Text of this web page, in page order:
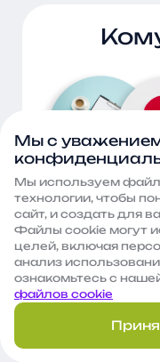
E-commerce
Финансы и
Мы с
Мы используем
технологии, чтобы
сайт, и создать для
Файлы сооkie могут
целей, включая
анализ
ознакомьтесь с
файлов cookie